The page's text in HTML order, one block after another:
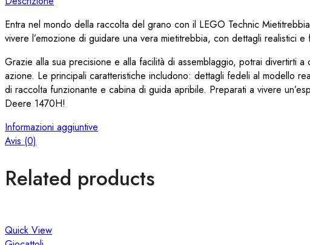
Entra nel mondo della raccolta del grano con il LEGO Technic
vivere l’emozione di guidare una vera mietitrebbia, con dettagli realistici e
Grazie alla sua precisione e alla facilità di assemblaggio, potrai divertirti
azione. Le principali caratteristiche includono: dettagli fedeli al modello
di raccolta funzionante e cabina di guida apribile. Preparati a vivere
Deere 1470H!
Informazioni aggiuntive
Avis (0)
Related products
Quick View